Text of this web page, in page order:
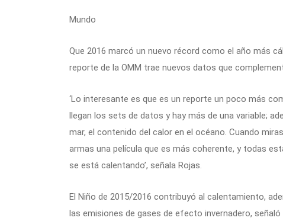
Mundo
Que 2016 marcó un nuevo récord como el año más
reporte de la OMM trae nuevos datos que
‘Lo interesante es que es un reporte un poco más
llegan los sets de datos y hay más de una variable;
mar, el contenido del calor en el océano. Cuando
armas una película que es más coherente, y todas
se está calentando’, señala Rojas.
El Niño de 2015/2016 contribuyó al calentamiento,
las emisiones de gases de efecto invernadero,